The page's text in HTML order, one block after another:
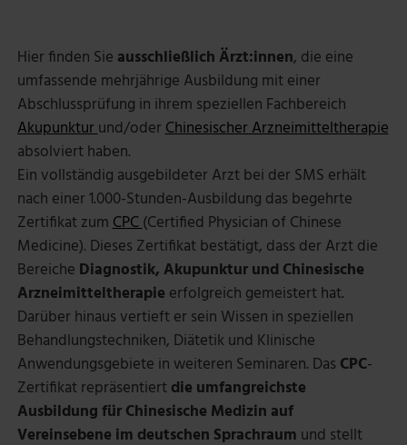
Hier finden Sie ausschließlich Ärzt:innen, die eine
umfassende mehrjährige Ausbildung mit einer
Abschlussprüfung in ihrem speziellen Fachbereich
Akupunkturund/oderChinesischer Arzneimitteltherapie
absolviert haben.
Ein vollständig ausgebildeter Arzt bei der SMS erhält
nach einer 1.000-Stunden-Ausbildung das begehrte
Zertifikat zumCPC(Certified Physician of Chinese
Medicine). Dieses Zertifikat bestätigt, dass der Arzt die
Bereiche Diagnostik, Akupunktur und Chinesische
Arzneimitteltherapie erfolgreich gemeistert hat.
Darüber hinaus vertieft er sein Wissen in speziellen
Behandlungstechniken, Diätetik und Klinische
Anwendungsgebiete in weiteren Seminaren. Das CPC-
Zertifikat repräsentiertdie umfangreichste
Ausbildung für Chinesische Medizin auf
Vereinsebene im deutschen Sprachraum und stellt